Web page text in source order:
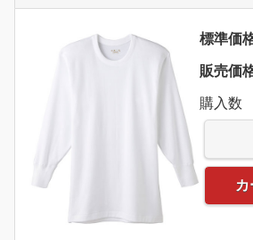
標準価
販売価
購入数